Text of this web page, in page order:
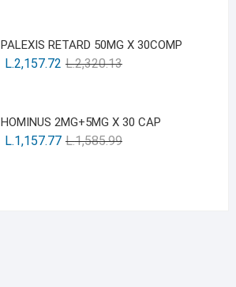
PALEXIS RETARD 50MG X 30COMP
L.2,320.13
L.2,157.72
HOMINUS 2MG+5MG X 30 CAP
L.1,585.99
L.1,157.77